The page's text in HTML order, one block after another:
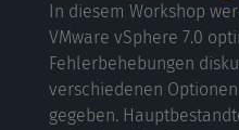
In diesem Workshop
VMware vSphere 7.0
Fehlerbehebungen
verschiedenen
gegeben.